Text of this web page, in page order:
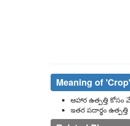
Meaning of 'crop'
ఆహార ఉత్పత్తి కోసం
ఇతర పదార్థం